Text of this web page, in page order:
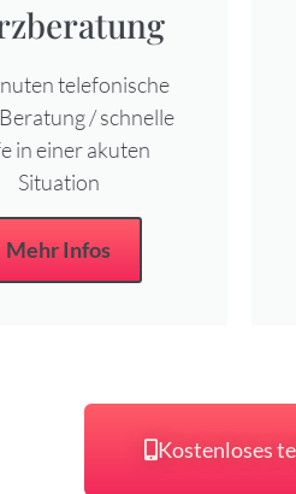
telefonische
/ schnelle
in einer akuten
Situation
Mehr Infos
Kostenloses